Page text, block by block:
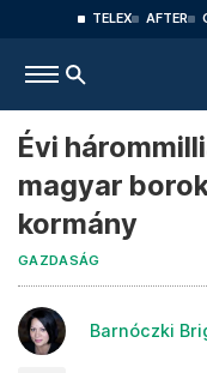
TELEX AFTER
Évi
magyar
kormány
GAZDASÁG
Barnóczki